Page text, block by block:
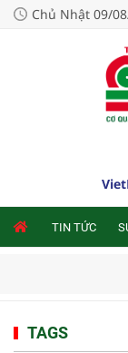
Chủ Nhật 09/
TIN TỨC
TAGS